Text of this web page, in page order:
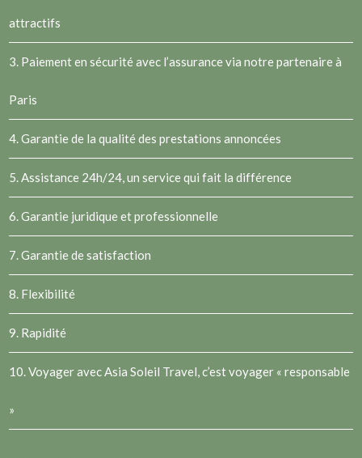
attractifs
3. Paiement en sécurité avec l’assurance via notre partenaire à
Paris
4. Garantie de la qualité des prestations annoncées
5. Assistance 24h/24, un service qui fait la différence
6. Garantie juridique et professionnelle
7. Garantie de satisfaction
8. Flexibilité
9. Rapidité
10. Voyager avec Asia Soleil Travel, c’est voyager « responsable
»